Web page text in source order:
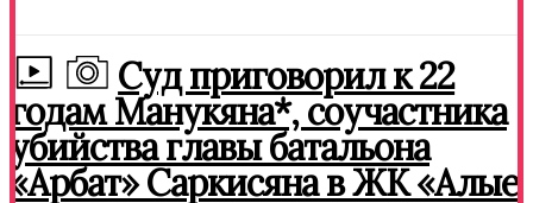
Суд приговорил к 22
годам Манукяна*, соучастника
убийства главы батальона
«Арбат» Саркисяна в ЖК «Алые